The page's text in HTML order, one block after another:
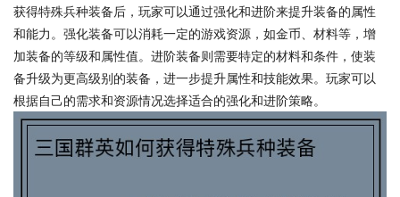
获得特殊兵种装备后，玩家可以通过强化和进阶来提升装备的属性
和能力。强化装备可以消耗一定的游戏资源，如金币、材料等，增
加装备的等级和属性值。进阶装备则需要特定的材料和条件，使装
备升级为更高级别的装备，进一步提升属性和技能效果。玩家可以
根据自己的需求和资源情况选择适合的强化和进阶策略。